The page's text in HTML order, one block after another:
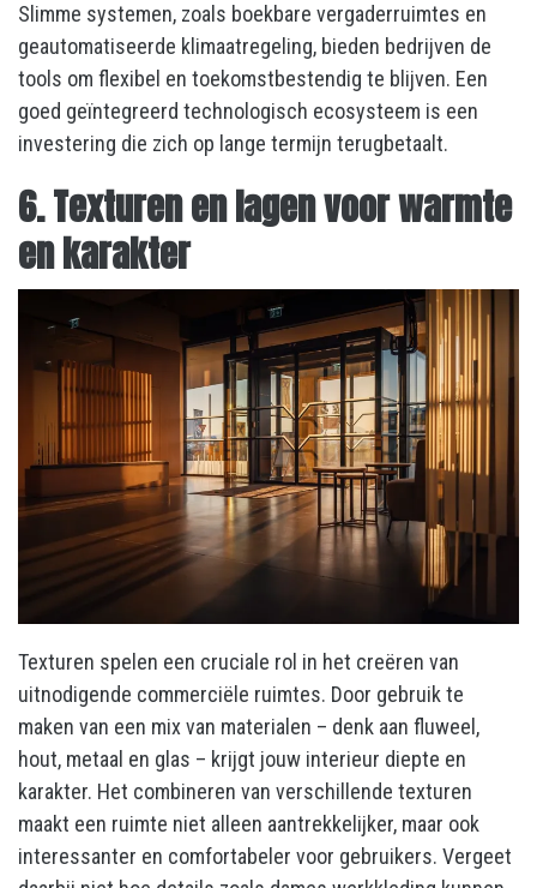
Slimme systemen, zoals boekbare vergaderruimtes en
geautomatiseerde klimaatregeling, bieden bedrijven de
tools om flexibel en toekomstbestendig te blijven. Een
goed geïntegreerd technologisch ecosysteem is een
investering die zich op lange termijn terugbetaalt.
6. Texturen en lagen voor warmte
en karakter
Texturen spelen een cruciale rol in het creëren van
uitnodigende commerciële ruimtes. Door gebruik te
maken van een mix van materialen – denk aan fluweel,
hout, metaal en glas – krijgt jouw interieur diepte en
karakter. Het combineren van verschillende texturen
maakt een ruimte niet alleen aantrekkelijker, maar ook
interessanter en comfortabeler voor gebruikers. Vergeet